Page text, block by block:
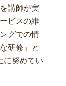
講師が実
ビスの維
グでの情
研修」と
に努めてい